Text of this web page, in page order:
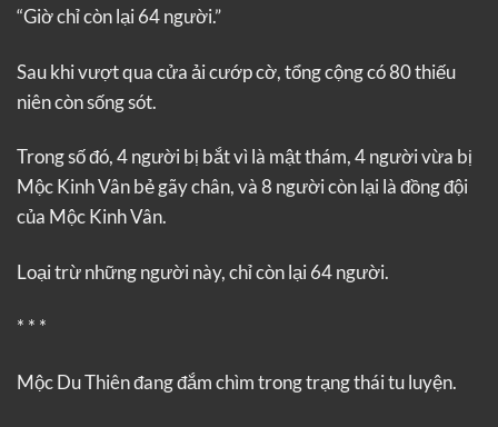
“Giờ chỉ còn lại 64 người.”
Sau khi vượt qua cửa ải cướp cờ, tổng cộng có 80 thiếu
niên còn sống sót.
Trong số đó, 4 người bị bắt vì là mật thám, 4 người vừa bị
Mộc Kinh Vân bẻ gãy chân, và 8 người còn lại là đồng đội
của Mộc Kinh Vân.
Loại trừ những người này, chỉ còn lại 64 người.
* * *
Mộc Du Thiên đang đắm chìm trong trạng thái tu luyện.